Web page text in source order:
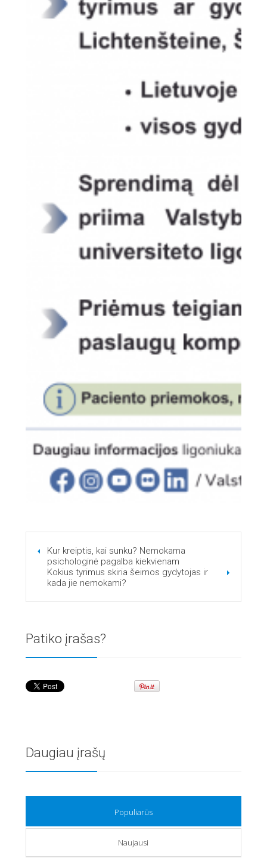
Kur kreiptis, kai sunku? Nemokama
psichologinė pagalba kiekvienam
Kokius tyrimus skiria šeimos gydytojas ir
kada jie nemokami?
Patiko įrašas?
Daugiau įrašų
Populiarūs
Naujausi